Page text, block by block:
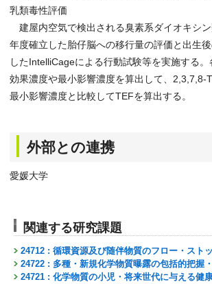
乳類毒性評価
建屋内空気で検出される臭素系ダイオキシ
年度確立した胎仔脳への移行量の評価と出生
したIntelliCageによる行動試験等を実施する
効果濃度や最小影響濃度を算出して、2,3,7,8-
最小影響濃度と比較してTEFを算出する。
外部との連携
愛媛大学
関連する研究課題
24712 : 循環資源及び随伴物質のフロー・スト
24722 : 多種・新規化学物質曝露の包括的把握
24721 : 化学物質の小児・将来世代に与える健